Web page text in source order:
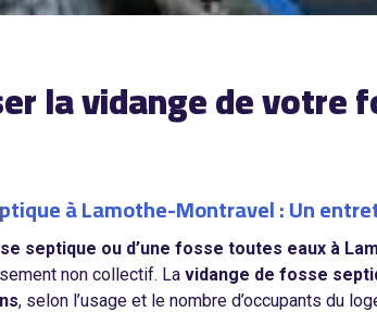
la vidange de
à Lamothe-Montravel : Un
septique ou d’une fosse toutes eaux à
non collectif. La vidange de fosse
, selon l’usage et le nombre d’occupants du